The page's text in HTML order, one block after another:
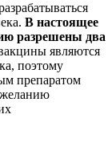
В настоящее
разрешены два
являются
поэтому
препаратом
желанию